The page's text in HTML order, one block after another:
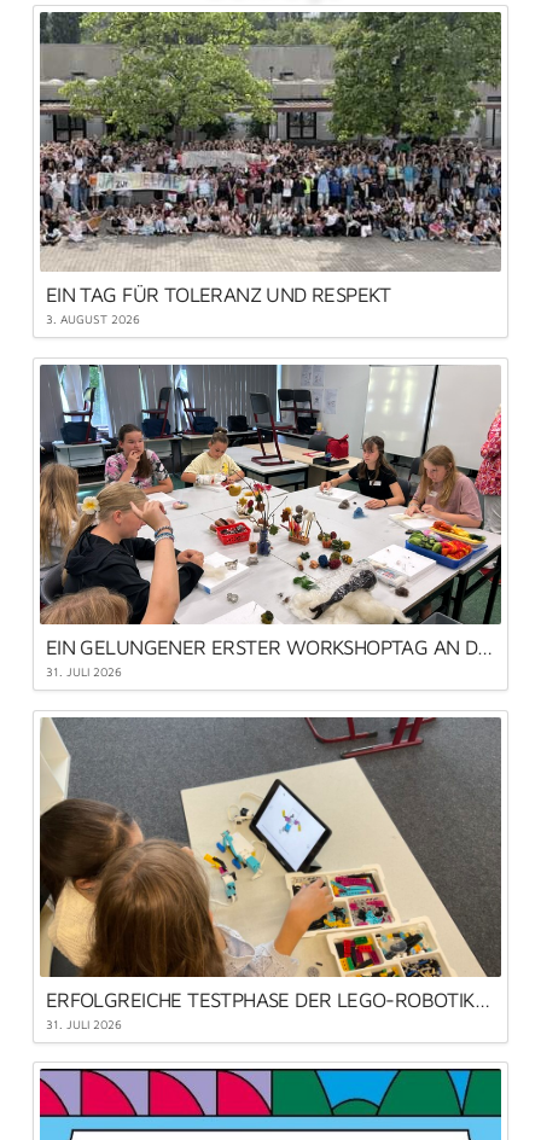
EIN TAG FÜR TOLERANZ UND RESPEKT
3. AUGUST 2026
EIN GELUNGENER ERSTER WORKSHOPTAG AN DER MLRS
31. JULI 2026
ERFOLGREICHE TESTPHASE DER LEGO-ROBOTIK-AG
31. JULI 2026